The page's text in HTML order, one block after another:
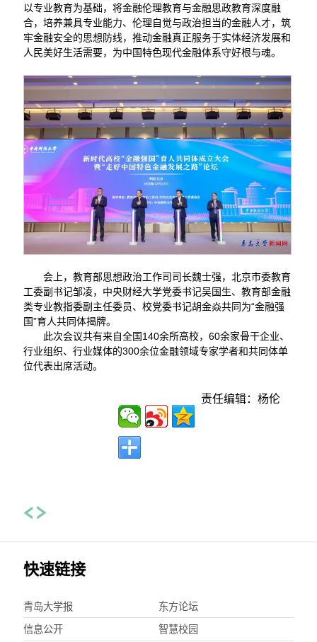
以专业教育为基础，将金融伦理教育与金融思政教育深度融
合，培养兼具专业能力、伦理自觉与政治担当的金融人才，筑
牢金融安全的思想防线，推动金融真正服务于实体经济发展和
人民美好生活需要，为中国特色现代金融体系守好根与魂。
会上，教育部思想政治工作司司长魏士强，北京市委教育
工委副书记邹凌，中央财经大学党委书记吴国生、教育部金融
类专业教指委副主任委员、校党委书记胡金焱共同为“金融强
国”育人共同体揭牌。
此次会议共有来自全国140余所高校，60余家骨干企业、
行业组织、行业媒体的300余位金融领域专家学者和共同体单
位代表出席活动。
责任编辑：杨伦
快速链接
青岛大学报 东方论坛
信息公开 智慧校园